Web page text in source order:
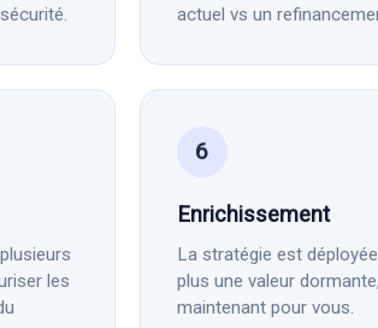
actuel vs un
les
6
Enrichissement
La stratégie est
plus une valeur
maintenant pour vous.